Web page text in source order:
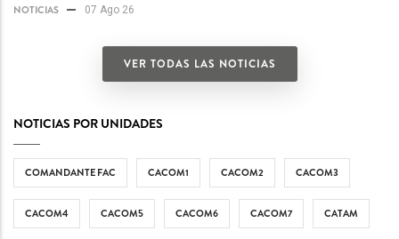
NOTICIAS 07 Ago 26
VER TODAS LAS NOTICIAS
NOTICIAS POR UNIDADES
COMANDANTE FAC CACOM1 CACOM2 CACOM3
CACOM4 CACOM5 CACOM6 CACOM7 CATAM